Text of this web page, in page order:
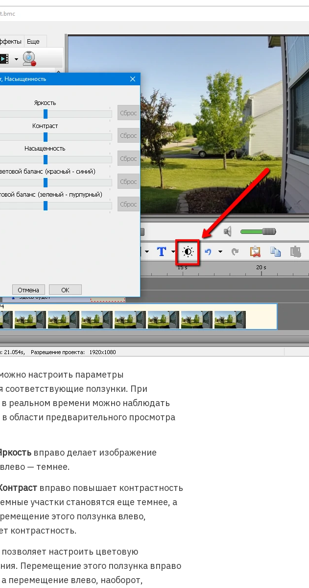
настроить параметры
ползунки. При
реальном времени можно наблюдать
области предварительного просмотра
вправо делает изображение
— темнее.
вправо повышает контрастность
участки становятся еще темнее, а
этого ползунка влево,
контрастность.
настроить цветовую
Перемещение этого ползунка вправо
перемещение влево, наоборот,